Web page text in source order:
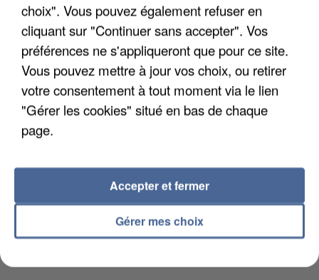
choix". Vous pouvez également refuser en
cliquant sur "Continuer sans accepter". Vos
préférences ne s'appliqueront que pour ce site.
Vous pouvez mettre à jour vos choix, ou retirer
votre consentement à tout moment via le lien
"Gérer les cookies" situé en bas de chaque
page.
Gérer mes choix
Accepter et fermer